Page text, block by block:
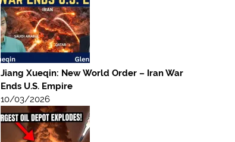
Jiang Xueqin: New World Order – Iran War
Ends U.S. Empire
10/03/2026